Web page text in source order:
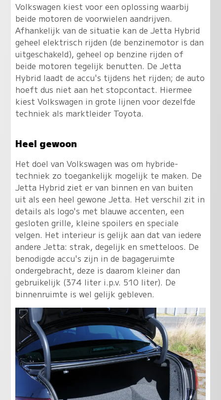
Volkswagen kiest voor een oplossing waarbij
beide motoren de voorwielen aandrijven.
Afhankelijk van de situatie kan de Jetta Hybrid
geheel elektrisch rijden (de benzinemotor is dan
uitgeschakeld), geheel op benzine rijden of
beide motoren tegelijk benutten. De Jetta
Hybrid laadt de accu's tijdens het rijden; de auto
hoeft dus niet aan het stopcontact. Hiermee
kiest Volkswagen in grote lijnen voor dezelfde
techniek als marktleider Toyota.
Heel gewoon
Het doel van Volkswagen was om hybride-
techniek zo toegankelijk mogelijk te maken. De
Jetta Hybrid ziet er van binnen en van buiten
uit als een heel gewone Jetta. Het verschil zit in
details als logo's met blauwe accenten, een
gesloten grille, kleine spoilers en speciale
velgen. Het interieur is gelijk aan dat van iedere
andere Jetta: strak, degelijk en smetteloos. De
benodigde accu's zijn in de bagageruimte
ondergebracht, deze is daarom kleiner dan
gebruikelijk (374 liter i.p.v. 510 liter). De
binnenruimte is wel gelijk gebleven.